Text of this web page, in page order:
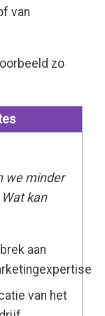
van
zo
we minder
kan
aan
van het